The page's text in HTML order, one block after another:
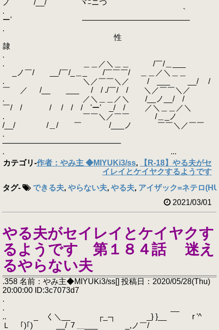
ノ /__/ ヾﾆニつ
. ｀
ー' ────────────────────
.
性
隷
.
. ＿＿／＼＿＿ /￣/＿___
_ノ￣/ __/￣/_＿_ /￣￣￣/ ＿＿／＼＿＿
. ＼／￣￣＼／ / ___ __/ /
￣ ／ /__ ___ / / ./￣/ / ＼／￣￣＼／
. ／＼＿＿／＼ /__ノ__/ /
￣/ / / / / / 'ー' _/ / ／＼＿＿／＼
. ￣￣＼／￣￣ /＿_ノ
/__/ /＿/ ￣ /___ノ ￣￣＼／￣￣
.
──────────────────────
. ...
カテゴリ-作者：やみ主 ◆MIYUKi3/ss,
【R-18】やる夫がセ
イレイとケイヤクするようです
タグ- できる夫, やらない夫, やる夫, アイザック=ネテロ
2021/03/01
やる夫がセイレイとケイヤクす
るようです 第１８４話 迷え
るやらない夫
.358 名前：やみ主◆MIYUKi3/ss[] 投稿日：2020/05/28(Thu)
20:00:00 ID:3c7073d7
.
. __
.. _ く＼__ ┌_‐┐ _} }__ r '^
Ｌ ｢)｢) __/ ７＿___ _,ノ￣/